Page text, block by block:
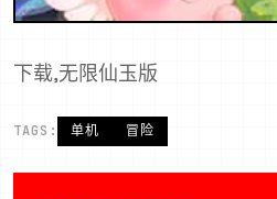
下载,无限仙玉版
TAGS: 单机 冒险